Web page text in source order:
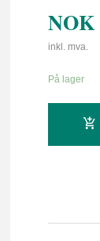
NOK
inkl. mva.
På lager